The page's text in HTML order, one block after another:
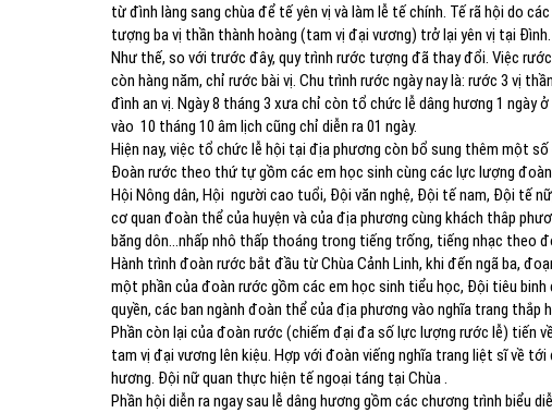
từ đình làng sang chùa để tế yên vị và làm lễ tế chính. Tế rã hội do
tượng ba vị thần thành hoàng (tam vị đại vương) trở lại yên vị tại Đình.
Như thế, so với trước đây, quy trình rước tượng đã thay đổi. Việc
còn hàng năm, chỉ rước bài vị. Chu trình rước ngày nay là: rước 3 vị
đình an vị. Ngày 8 tháng 3 xưa chỉ còn tổ chức lễ dâng hương 1 ngày
vào 10 tháng 10 âm lịch cũng chỉ diễn ra 01 ngày.
Hiện nay, việc tổ chức lễ hội tại địa phương còn bổ sung thêm một
Đoàn rước theo thứ tự gồm các em học sinh cùng các lực lượng
Hội Nông dân, Hội người cao tuổi, Đội văn nghệ, Đội tế nam, Đội tế
cơ quan đoàn thể của huyện và của địa phương cùng khách thâp
băng dôn…nhấp nhô thấp thoáng trong tiếng trống, tiếng nhạc theo
Hành trình đoàn rước bắt đầu từ Chùa Cảnh Linh, khi đến ngã ba,
một phần của đoàn rước gồm các em học sinh tiểu học, Đội tiêu
quyền, các ban ngành đoàn thể của địa phương vào nghĩa trang thắp
Phần còn lại của đoàn rước (chiếm đại đa số lực lượng rước lễ) tiến
tam vị đại vương lên kiệu. Hợp với đoàn viếng nghĩa trang liệt sĩ về
hương. Đội nữ quan thực hiện tế ngoại táng tại Chùa .
Phần hội diễn ra ngay sau lễ dâng hương gồm các chương trình biểu